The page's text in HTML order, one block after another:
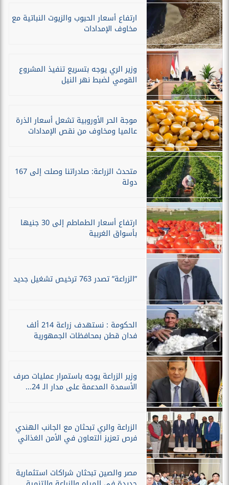
ارتفاع أسعار الحبوب والزيوت النباتية مع
مخاوف الإمدادات
وزير الري يوجه بتسريع تنفيذ المشروع
القومي لضبط نهر النيل
موجة الحر الأوروبية تشعل أسعار الذرة
عالميا ومخاوف من نقص الإمدادات
متحدث الزراعة: صادراتنا وصلت إلى 167
دولة
ارتفاع أسعار الطماطم إلى 30 جنيها
بأسواق الغربية
”الزراعة” تصدر 763 ترخيص تشغيل جديد
الحكومة : نستهدف زراعة 214 ألف
فدان قطن بمحافظات الجمهورية
وزير الزراعة يوجه باستمرار عمليات صرف
الأسمدة المدعمة على مدار الـ 24...
الزراعة والري تبحثان مع الجانب الهندي
فرص تعزيز التعاون في الأمن الغذائي
مصر والصين تبحثان شراكات استثمارية